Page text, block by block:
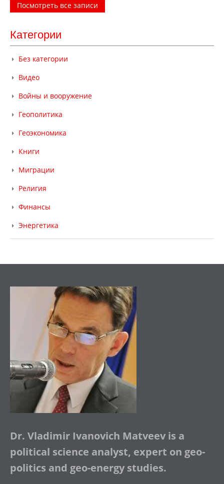
Посмотреть все записи
Категории
Без категории
Видео
Войны и вооружение
Геополитика
Геоэкономика
Книги
Миграции
Религия
Финансы
Энергетика
Dr. Vladimir Ivanovich Matveev is a
political science analyst, expert on geo-
politics and geo-energy studies.